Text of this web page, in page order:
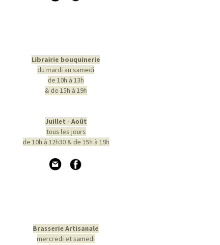
Librairie bouquinerie
du mardi au samedi
de 10h à 13h
& de 15h à 19h
Juillet - Août
tous les jours
de 10h à 12h30 & de 15h à 19h
Brasserie Artisanale
mercredi et samedi